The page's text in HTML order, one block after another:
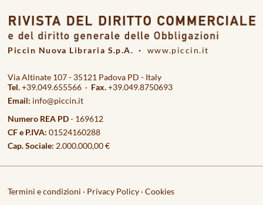
Piccin Nuova Libraria S.p.A. · www.piccin.it
Via Altinate 107 - 35121 Padova PD - Italy
Tel.+39.049.655566 · Fax.+39.049.8750693
Email: info@piccin.it
Numero REA PD- 169612
CF e P.IVA: 01524160288
Cap. Sociale: 2.000.000,00 €
Termini e condizioni · Privacy Policy ·Cookies